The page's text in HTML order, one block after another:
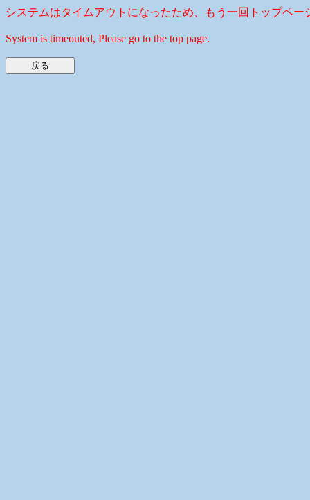
システムはタイムアウトになったため、もう一回トップペー
System is timeouted, Please go to the top page.